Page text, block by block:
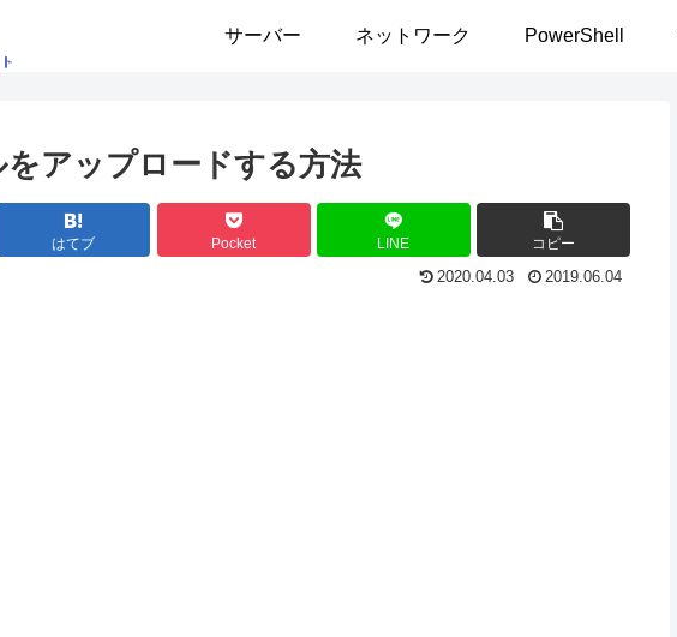
サーバー ネットワーク PowerShell
アップロードする方法
はてブ Pocket LINE コピー
2020.04.03 2019.06.04